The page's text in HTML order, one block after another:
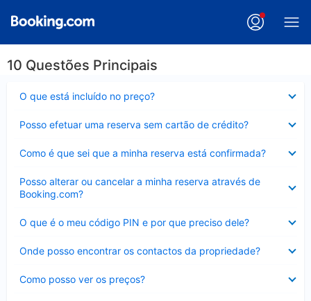
10 Questões Principais
O que está incluído no preço?
fechado
Posso efetuar uma reserva sem cartão de crédito?
fechado
Como é que sei que a minha reserva está confirmada?
fechado
Posso alterar ou cancelar a minha reserva através de
Booking.com?
fechado
O que é o meu código PIN e por que preciso dele?
fechado
Onde posso encontrar os contactos da propriedade?
fechado
Como posso ver os preços?
fechado